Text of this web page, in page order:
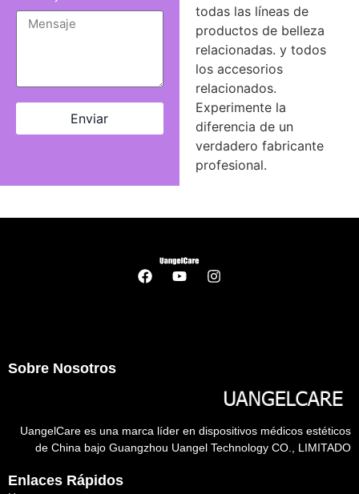
Enviar
todas las líneas de
productos de belleza
relacionadas. y todos
los accesorios
relacionados.
Experimente la
diferencia de un
verdadero fabricante
profesional.
Sobre Nosotros
UangelCare es una marca líder en dispositivos médicos estéticos
de China bajo Guangzhou Uangel Technology CO., LIMITADO
Enlaces Rápidos